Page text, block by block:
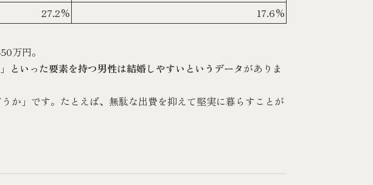
27.2% 17.6%
万円。
いった要素を持つ男性は結婚しやすいというデータがありま
か」です。たとえば、無駄な出費を抑えて堅実に暮らすことが